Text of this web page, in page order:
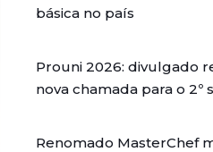
básica no país
Prouni 2026: divulgado
nova chamada para o 2º
Renomado MasterChef